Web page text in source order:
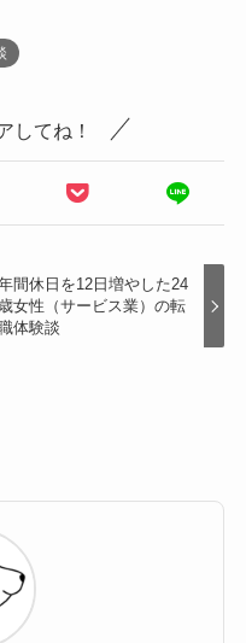
してね！
間休日を12日増やした24
歳女性（サービス業）の転
体験談